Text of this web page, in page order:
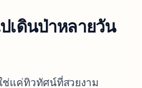
เดินป่าหลายวัน
ช่แค่ทิวทัศน์ที่สวยงาม